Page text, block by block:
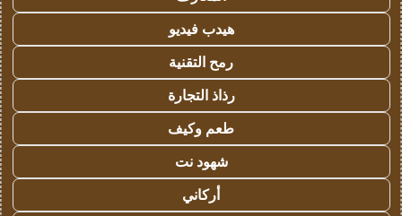
هيدب فيديو
رمح التقنية
رذاذ التجارة
طعم وكيف
شهود نت
أركاني